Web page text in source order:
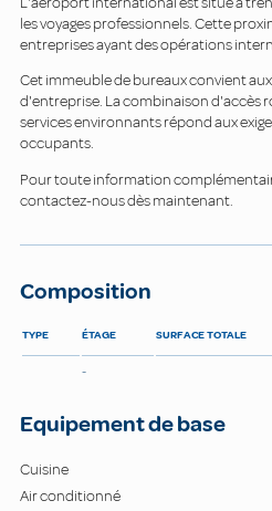
les voyages professionnels. Cette
entreprises ayant des opérations
Cet immeuble de bureaux convient
d'entreprise. La combinaison d'accès
services environnants répond aux
occupants.
Pour toute information
contactez-nous dès maintenant.
Composition
TYPE ÉTAGE SURFACE TOTALE
-
Equipement de base
Cuisine
Air conditionné